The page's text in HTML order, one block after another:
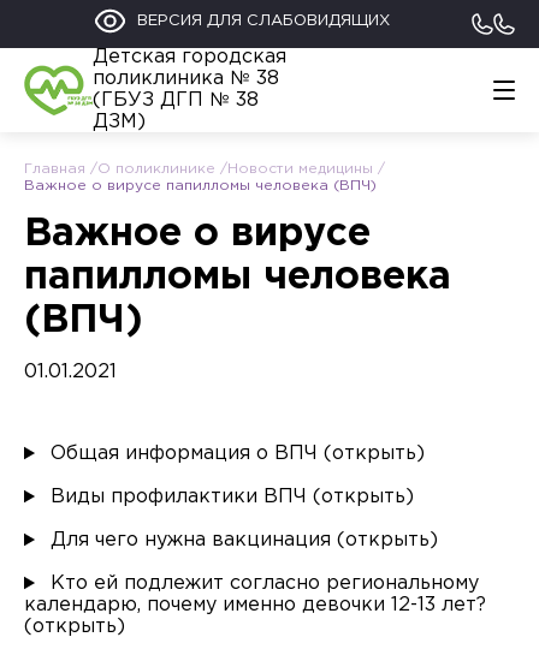
ВЕРСИЯ ДЛЯ СЛАБОВИДЯЩИХ
Детская городская
поликлиника № 38
(ГБУЗ ДГП № 38
ДЗМ)
Главная
Обратиться
Информация
Родителям
Прикрепление к поликлинике
Главная О поликлинике
Новости медицины
Важное о вирусе папилломы человека (ВПЧ)
Важное о вирусе
папилломы человека
(ВПЧ)
01.01.2021
Общая информация о ВПЧ (открыть)
Виды профилактики ВПЧ (открыть)
Для чего нужна вакцинация (открыть)
Кто ей подлежит согласно региональному
календарю, почему именно девочки 12-13 лет?
(открыть)